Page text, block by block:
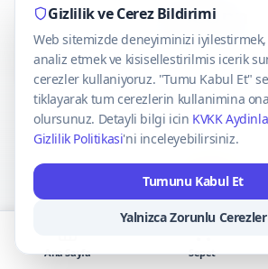
CaseOnn
© 2025 CaseOnn. Tüm hakları
VISA
Gizlilik ve Cerez Bildirimi
Web sitemizde deneyiminizi
analiz etmek ve kisisellestirilmis icerik
cerezler kullaniyoruz. "Tumu Kabul Et"
tiklayarak tum cerezlerin kullanimina
olursunuz. Detayli bilgi icin KVKK
Gizlilik Politikasi'ni inceleyebilirsiniz.
Tumunu Kabul Et
Yalnizca Zorunlu Cerezler
Ana Sayfa Sepet